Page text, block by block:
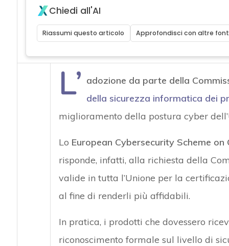
Chiedi all'AI
Riassumi questo articolo Approfondisci con altre
L’ adozione da parte della
della sicurezza informatica dei
miglioramento della postura cyber
Lo European Cybersecurity Scheme on
risponde, infatti, alla richiesta della
valide in tutta l’Unione per la
al fine di renderli più affidabili.
In pratica, i prodotti che dovessero
riconoscimento formale sul livello di